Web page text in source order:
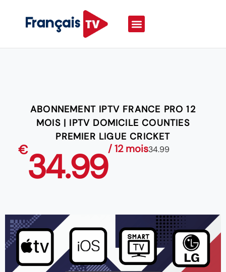
ABONNEMENT IPTV FRANCE PRO 12
MOIS | IPTV DOMICILE COUNTIES
PREMIER LIGUE CRICKET
€34.99/ 12 mois34.99